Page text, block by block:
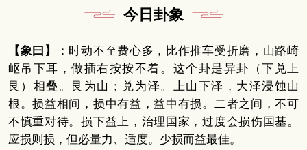
今日卦象
【象曰】
：时动不至费心多，比作推车受折磨，山路崎
岖吊下耳，做插右按按不着。这个卦是异卦（下兑上
艮）相叠。艮为山；兑为泽。上山下泽，大泽浸蚀山
根。损益相间，损中有益，益中有损。二者之间，不可
不慎重对待。损下益上，治理国家，过度会损伤国基。
应损则损，但必量力、适度。少损而益最佳。